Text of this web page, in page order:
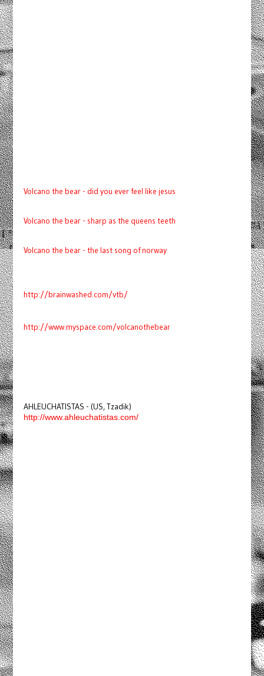
Volcano the bear - did you ever feel like jesus
Volcano the bear - sharp as the queens teeth
Volcano the bear - the last song of norway
http://brainwashed.com/vtb/
http://www.myspace.com/volcanothebear
AHLEUCHATISTAS - (US, Tzadik)
http://www.ahleuchatistas.com/